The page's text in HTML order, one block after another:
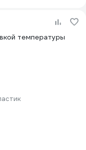
температуры